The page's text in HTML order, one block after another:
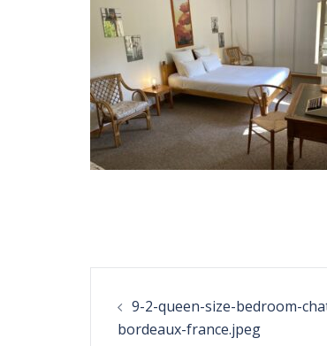
navigation
9-2-queen-size-bedroom-
bordeaux-france.jpeg